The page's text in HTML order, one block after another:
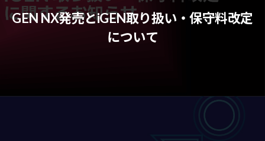
GEN NX発売とiGEN取り扱い・保守料改定
について